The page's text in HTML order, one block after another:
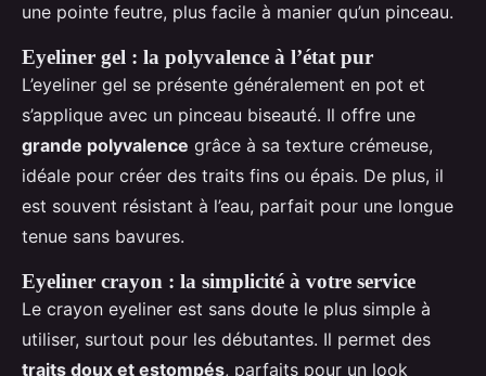
une pointe feutre, plus facile à manier qu’un pinceau.
Eyeliner gel : la polyvalence à l’état pur
L’eyeliner gel se présente généralement en pot et
s’applique avec un pinceau biseauté. Il offre une
grande polyvalence grâce à sa texture crémeuse,
idéale pour créer des traits fins ou épais. De plus, il
est souvent résistant à l’eau, parfait pour une longue
tenue sans bavures.
Eyeliner crayon : la simplicité à votre service
Le crayon eyeliner est sans doute le plus simple à
utiliser, surtout pour les débutantes. Il permet des
traits doux et estompés, parfaits pour un look